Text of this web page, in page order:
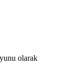
olarak